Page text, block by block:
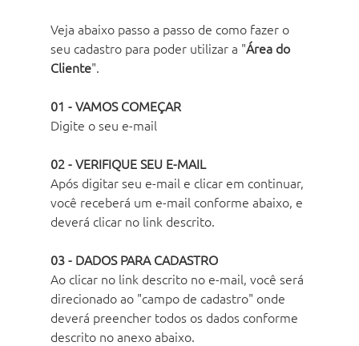
Veja abaixo passo a passo de como fazer o
seu cadastro para poder utilizar a "Área do
Cliente".
01 - VAMOS COMEÇAR
Digite o seu e-mail
02 - VERIFIQUE SEU E-MAIL
Após digitar seu e-mail e clicar em continuar,
você receberá um e-mail conforme abaixo, e
deverá clicar no link descrito.
03 - DADOS PARA CADASTRO
Ao clicar no link descrito no e-mail, você será
direcionado ao "campo de cadastro" onde
deverá preencher todos os dados conforme
descrito no anexo abaixo.